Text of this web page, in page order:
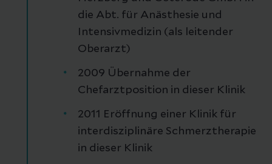
die Abt. für Anästhesie und
Intensivmedizin (als leitender
Oberarzt)
2009 Übernahme der
Chefarztposition in dieser Klinik
2011 Eröffnung einer Klinik für
interdisziplinäre Schmerztherapie
in dieser Klinik